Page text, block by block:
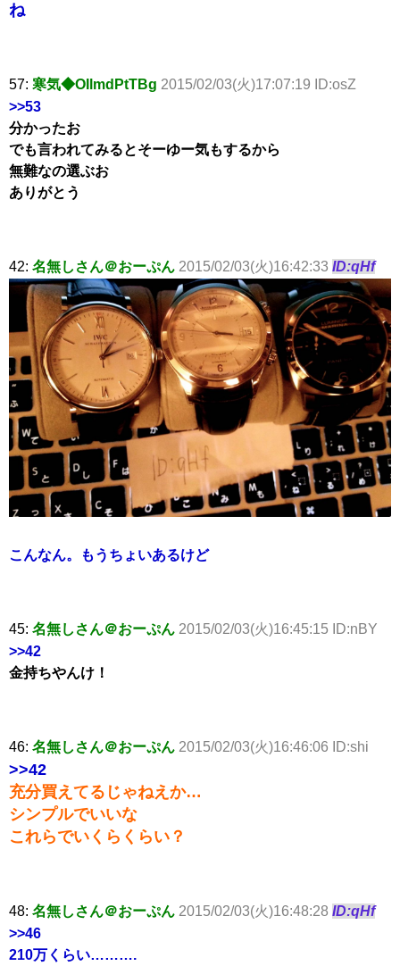
ね
57: 寒気◆OIlmdPtTBg 2015/02/03(火)17:07:19 ID:osZ
>>53
分かったお
でも言われてみるとそーゆー気もするから
無難なの選ぶお
ありがとう
42: 名無しさん＠おーぷん 2015/02/03(火)16:42:33 ID:qHf
こんなん。もうちょいあるけど
45: 名無しさん＠おーぷん 2015/02/03(火)16:45:15 ID:nBY
>>42
金持ちやんけ！
46: 名無しさん＠おーぷん 2015/02/03(火)16:46:06 ID:shi
>>42
充分買えてるじゃねえか…
シンプルでいいな
これらでいくらくらい？
48: 名無しさん＠おーぷん 2015/02/03(火)16:48:28 ID:qHf
>>46
210万くらい……….